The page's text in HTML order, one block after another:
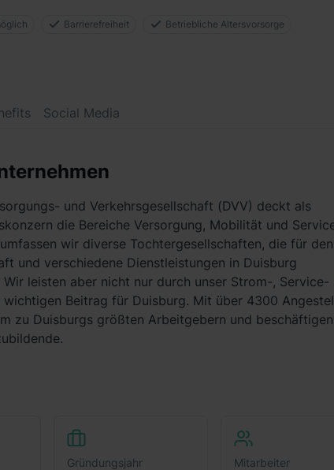
Barrierefreiheit Betriebliche Altersvorsorge
Social Media
und Verkehrsgesellschaft (DVV) deckt als
die Bereiche Versorgung, Mobilität und
wir diverse Tochtergesellschaften, die für den
und verschiedene Dienstleistungen in Duisburg
leisten aber nicht nur durch unser Strom-, Service-
wichtigen Beitrag für Duisburg. Mit über 4300
zu Duisburgs größten Arbeitgebern und
Gründungsjahr Mitarbeiter